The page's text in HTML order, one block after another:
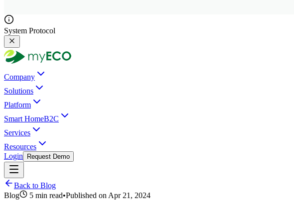
System Protocol
Company
Solutions
Platform
Smart HomeB2C
Services
Resources
Login
Request Demo
Back to Blog
Blog
5 min read•Published on Apr 21, 2024